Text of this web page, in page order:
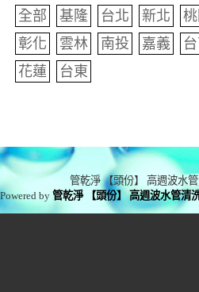
全部 基隆 台北 新北 桃
彰化
雲林 南投 嘉義
花蓮
台東
管乾淨 【頭份】 高週波水
Powered by管乾淨 【頭份】 高週波水管清